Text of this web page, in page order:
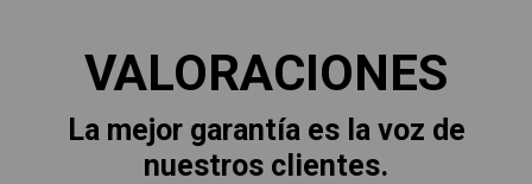
VALORACIONES
La mejor garantía es la voz de
nuestros clientes.